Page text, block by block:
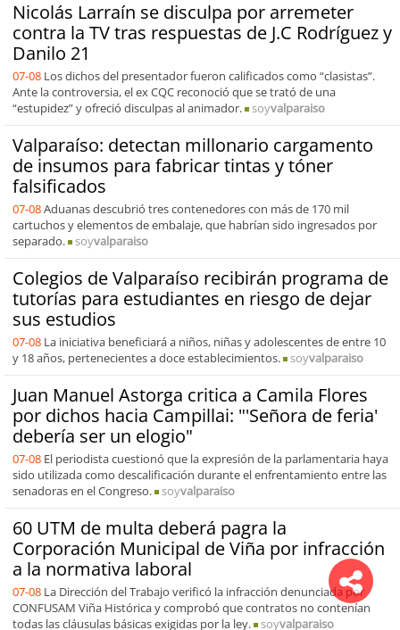
Nicolás Larraín se disculpa por arremeter
contra la TV tras respuestas de J.C Rodríguez y
Danilo 21
07-08 Los dichos del presentador fueron calificados como “clasistas”.
Ante la controversia, el ex CQC reconoció que se trató de una
“estupidez” y ofreció disculpas al animador.
soyvalparaiso
Valparaíso: detectan millonario cargamento
de insumos para fabricar tintas y tóner
falsificados
07-08Aduanas descubrió tres contenedores con más de 170 mil
cartuchos y elementos de embalaje, que habrían sido ingresados por
separado.
soyvalparaiso
Colegios de Valparaíso recibirán programa de
tutorías para estudiantes en riesgo de dejar
sus estudios
07-08 La iniciativa beneficiará a niños, niñas y adolescentes de entre 10
y 18 años, pertenecientes a doce establecimientos.
soyvalparaiso
Juan Manuel Astorga critica a Camila Flores
por dichos hacia Campillai: "'Señora de feria'
debería ser un elogio"
07-08 El periodista cuestionó que la expresión de la parlamentaria haya
sido utilizada como descalificación durante el enfrentamiento entre las
senadoras en el Congreso.
soyvalparaiso
60 UTM de multa deberá pagra la
Corporación Municipal de Viña por infracción
a la normativa laboral
07-08 La Dirección del Trabajo verificó la infracción denunciada por
CONFUSAM Viña Histórica y comprobó que contratos no contenían
todas las cláusulas básicas exigidas por la ley.
soyvalparaiso